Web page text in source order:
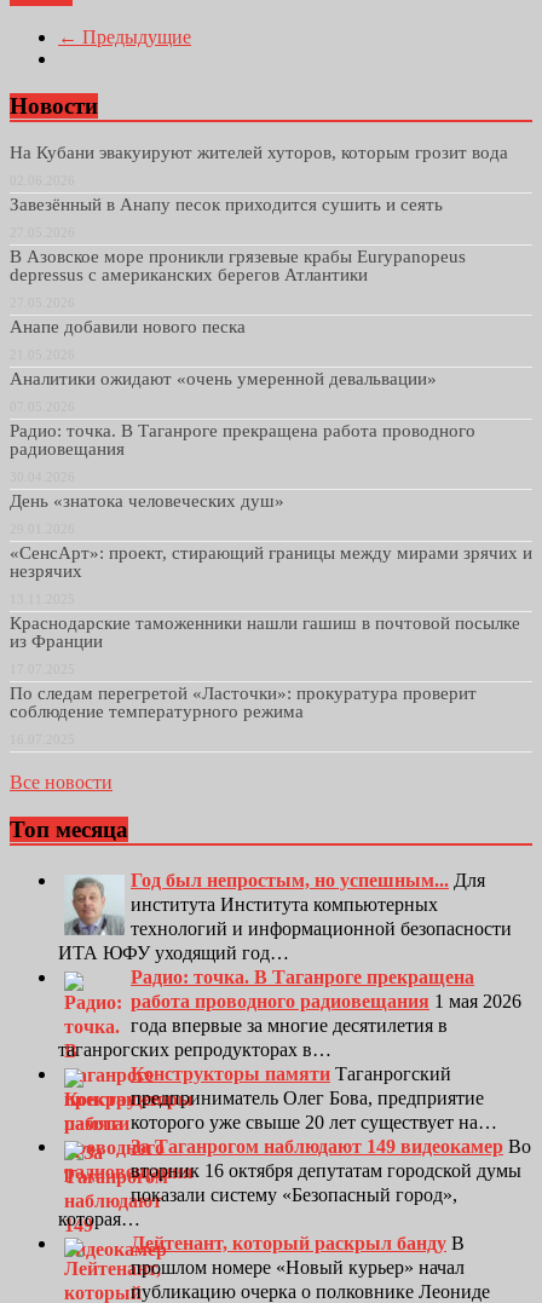
← Предыдущие
Новости
На Кубани эвакуируют жителей хуторов, которым грозит вода
Завезённый в Анапу песок приходится сушить и сеять
В Азовское море проникли грязевые крабы Eurypanopeus
depressus с американских берегов Атлантики
Анапе добавили нового песка
Аналитики ожидают «очень умеренной девальвации»
Радио: точка. В Таганроге прекращена работа проводного
радиовещания
День «знатока человеческих душ»
«СенсАрт»: проект, стирающий границы между мирами зрячих и
незрячих
Краснодарские таможенники нашли гашиш в почтовой посылке
из Франции
По следам перегретой «Ласточки»: прокуратура проверит
соблюдение температурного режима
Все новости
Топ месяца
Год был непростым, но успешным... Для
института Института компьютерных
технологий и информационной безопасности
ИТА ЮФУ уходящий год…
Радио: точка. В Таганроге прекращена
работа проводного радиовещания 1 мая 2026
года впервые за многие десятилетия в
таганрогских репродукторах в…
Конструкторы памяти Таганрогский
предприниматель Олег Бова, предприятие
которого уже свыше 20 лет существует на…
За Таганрогом наблюдают 149 видеокамер Во
вторник 16 октября депутатам городской думы
показали систему «Безопасный город»,
которая…
Лейтенант, который раскрыл банду В
прошлом номере «Новый курьер» начал
публикацию очерка о полковнике Леониде